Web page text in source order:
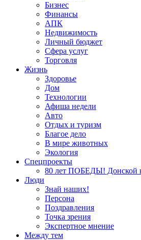
Бизнес
Финансы
АПК
Недвижимость
Личный бюджет
Сфера услуг
Торговля
Жизнь
Здоровье
Дом
Технологии
Афиша недели
Авто
Отдых и туризм
Благое дело
В мире животных
Экология
Спецпроекты
80 лет ПОБЕДЫ! Донской
Люди
Знай наших!
Персона
Поздравления
Точка зрения
Экспертное мнение
Между тем